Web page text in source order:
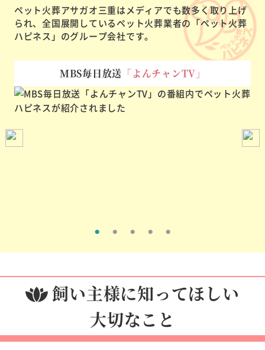
ペット火葬アサガオ三重はメディアでも数多く取り上げ
られ、 全国展開しているペット火葬業者の「ペット火葬
ハピネス」のグループ会社です。
MBS毎日放送 「よんチャンTV」
飼い主様に知ってほしい
大切なこと